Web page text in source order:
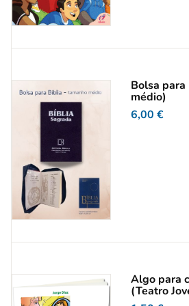
Bolsa
médio)
6,00 €
Algo para
(Teatro